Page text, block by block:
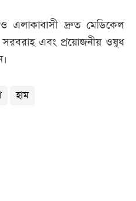
ও এলাকাবাসী দ্রুত মেডিকেল
সরবরাহ এবং প্রয়োজনীয় ওষুধ
হাম